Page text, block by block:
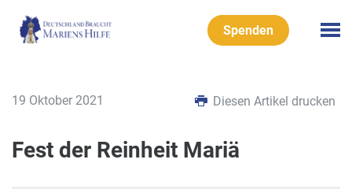
Spenden
19 Oktober 2021 Diesen Artikel drucken
Fest der Reinheit Mariä